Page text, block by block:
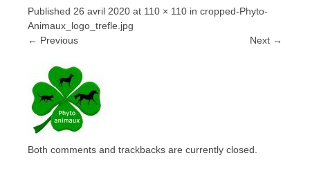
Published 26 avril 2020 at 110 × 110 in cropped-Phyto-
Animaux_logo_trefle.jpg
← Previous Next →
Both comments and trackbacks are currently closed.